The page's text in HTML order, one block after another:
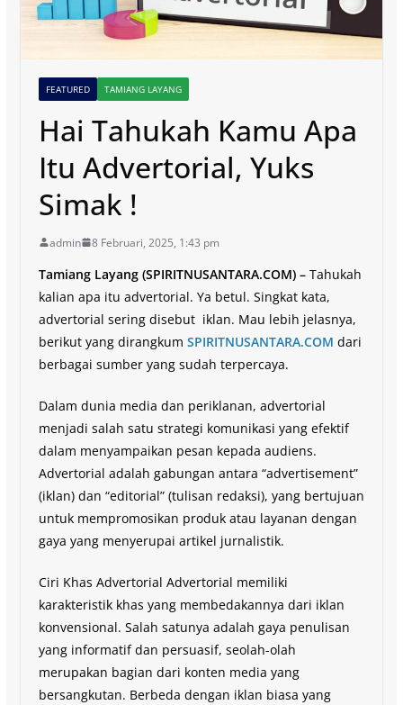
FEATURED TAMIANG LAYANG
Hai Tahukah Kamu Apa
Itu Advertorial, Yuks
Simak !
admin 8 Februari, 2025, 1:43 pm
Tamiang Layang (SPIRITNUSANTARA.COM) –Tahukah
kalian apa itu advertorial. Ya betul. Singkat kata,
advertorial sering disebut iklan. Mau lebih jelasnya,
berikut yang dirangkum SPIRITNUSANTARA.COM dari
berbagai sumber yang sudah terpercaya.
Dalam dunia media dan periklanan, advertorial
menjadi salah satu strategi komunikasi yang efektif
dalam menyampaikan pesan kepada audiens.
Advertorial adalah gabungan antara “advertisement”
(iklan) dan “editorial” (tulisan redaksi), yang bertujuan
untuk mempromosikan produk atau layanan dengan
gaya yang menyerupai artikel jurnalistik.
Ciri Khas Advertorial Advertorial memiliki
karakteristik khas yang membedakannya dari iklan
konvensional. Salah satunya adalah gaya penulisan
yang informatif dan persuasif, seolah-olah
merupakan bagian dari konten media yang
bersangkutan. Berbeda dengan iklan biasa yang